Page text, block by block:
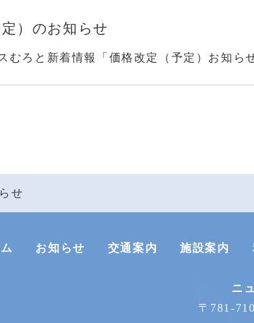
）のお知らせ
むろと新着情報「価格改定（予定）お知ら
せ
お知らせ 交通案内 施設案内
ニ
〒781-